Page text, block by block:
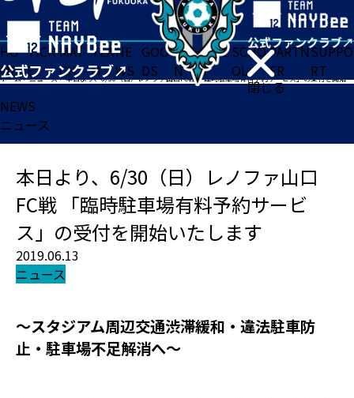
閉じる
HO
ME
TICK
ET
MAT
CH
TEA
M
NE
WS
GOO
DS
FA
N
ACADE
MY
SCHO
OL
PARTN
ER
SUPPO
RT
ホーム>ニュース>本日より、6/30（日）レノファ山口FC戦 「臨時駐車場有料予約サービス」の受付を開始いたします
NEWS
ニュース
本日より、6/30（日）レノファ山口
FC戦 「臨時駐車場有料予約サービ
ス」の受付を開始いたします
2019.06.13
ニュース
～スタジアム周辺交通渋滞緩和・違法駐車防
止・駐車場不足解消へ～